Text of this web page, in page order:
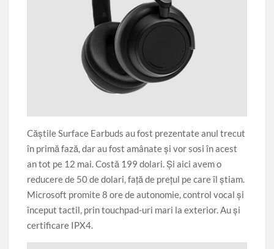
Căştile Surface Earbuds au fost prezentate anul trecut
în primă fază, dar au fost amânate şi vor sosi în acest
an tot pe 12 mai. Costă 199 dolari. Şi aici avem o
reducere de 50 de dolari, faţă de preţul pe care îl ştiam.
Microsoft promite 8 ore de autonomie, control vocal şi
început tactil, prin touchpad-uri mari la exterior. Au şi
certificare IPX4.